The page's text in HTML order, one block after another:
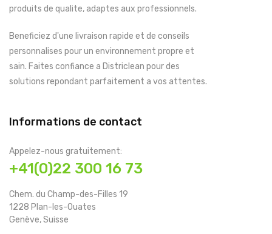
produits de qualite, adaptes aux professionnels.
Beneficiez d'une livraison rapide et de conseils
personnalises pour un environnement propre et
sain. Faites confiance a Districlean pour des
solutions repondant parfaitement a vos attentes.
Informations de contact
Appelez-nous gratuitement:
+41(0)22 300 16 73
Chem. du Champ-des-Filles 19
1228 Plan-les-Ouates
Genève, Suisse